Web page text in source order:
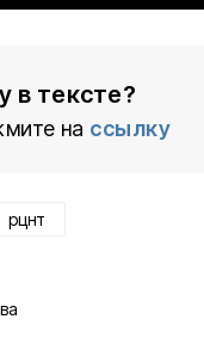
в тексте?
на ссылку
рцнт